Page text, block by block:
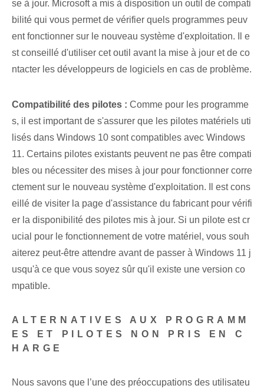
se à jour. Microsoft a mis à disposition un outil de compati
bilité qui vous permet de vérifier quels programmes peuv
ent fonctionner sur le nouveau système d'exploitation. Il e
st conseillé d'utiliser cet outil avant la mise à jour et de co
ntacter les développeurs de logiciels en cas de problème.
Compatibilité des pilotes : Comme pour les programme
s, il est important de s'assurer que les pilotes matériels uti
lisés dans Windows 10 sont compatibles avec Windows
11. Certains pilotes existants peuvent ne pas être compati
bles ou nécessiter des mises à jour pour fonctionner corre
ctement sur le nouveau système d'exploitation. Il est cons
eillé de visiter la page d'assistance du fabricant pour vérifi
er la disponibilité des pilotes mis à jour. Si un pilote est cr
ucial pour le fonctionnement de votre matériel, vous souh
aiterez peut-être attendre avant de passer à Windows 11 j
usqu'à ce que vous soyez sûr qu'il existe une version co
mpatible.
ALTERNATIVES AUX PROGRAMM
ES ET PILOTES NON PRIS EN C
HARGE
Nous savons que l’une des préoccupations des utilisateu